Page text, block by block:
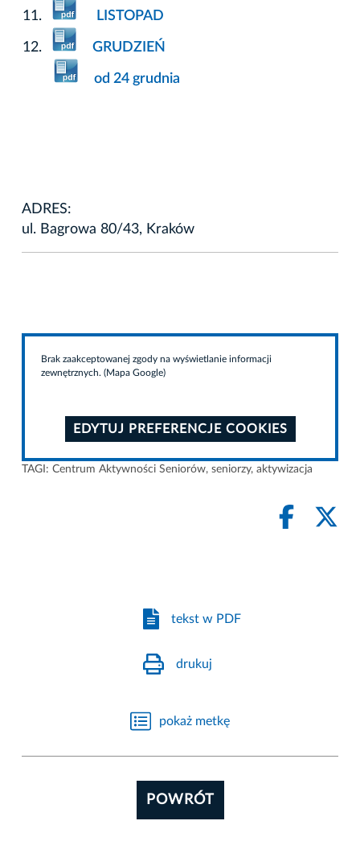
LISTOPAD
GRUDZIEŃ
od 24 grudnia
ADRES:
ul. Bagrowa 80/43, Kraków
Brak zaakceptowanej zgody na wyświetlanie informacji
zewnętrznych. (Mapa Google)
EDYTUJ PREFERENCJE COOKIES
TAGI: Centrum Aktywności Seniorów, seniorzy, aktywizacja
tekst w PDF
drukuj
pokaż metkę
POWRÓT